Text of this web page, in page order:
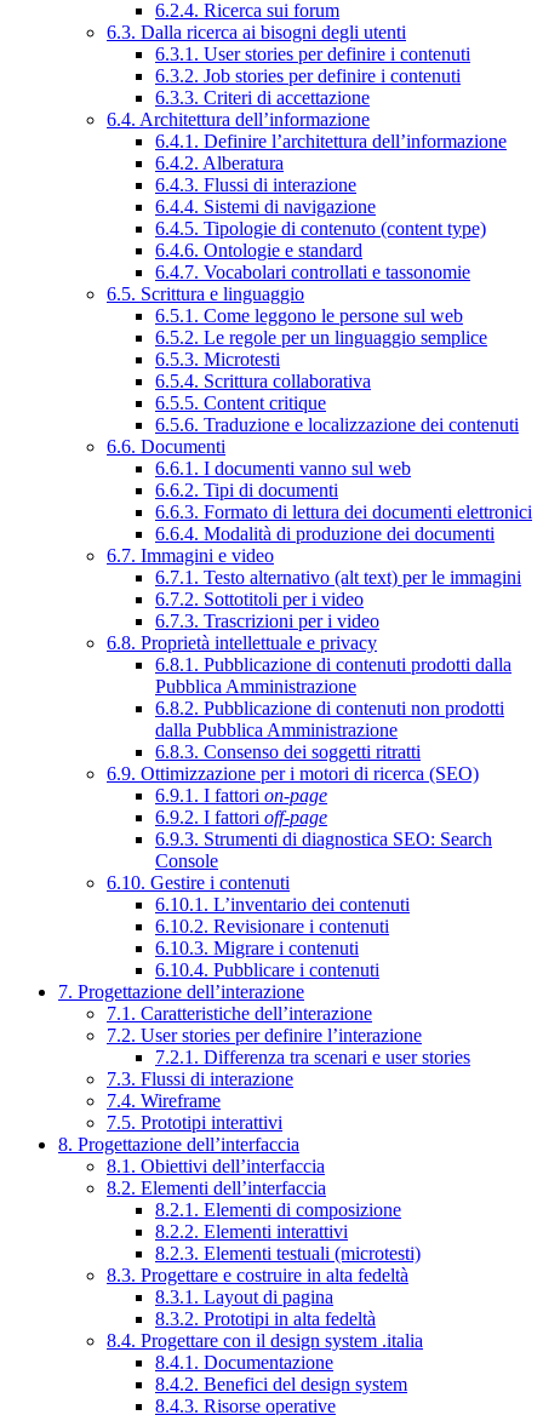
6.2.4. Ricerca sui forum
6.3. Dalla ricerca ai bisogni degli utenti
6.3.1. User stories per definire i contenuti
6.3.2. Job stories per definire i contenuti
6.3.3. Criteri di accettazione
6.4. Architettura dell’informazione
6.4.1. Definire l’architettura dell’informazione
6.4.2. Alberatura
6.4.3. Flussi di interazione
6.4.4. Sistemi di navigazione
6.4.5. Tipologie di contenuto (content type)
6.4.6. Ontologie e standard
6.4.7. Vocabolari controllati e tassonomie
6.5. Scrittura e linguaggio
6.5.1. Come leggono le persone sul web
6.5.2. Le regole per un linguaggio semplice
6.5.3. Microtesti
6.5.4. Scrittura collaborativa
6.5.5. Content critique
6.5.6. Traduzione e localizzazione dei contenuti
6.6. Documenti
6.6.1. I documenti vanno sul web
6.6.2. Tipi di documenti
6.6.3. Formato di lettura dei documenti elettronici
6.6.4. Modalità di produzione dei documenti
6.7. Immagini e video
6.7.1. Testo alternativo (alt text) per le immagini
6.7.2. Sottotitoli per i video
6.7.3. Trascrizioni per i video
6.8. Proprietà intellettuale e privacy
6.8.1. Pubblicazione di contenuti prodotti dalla
Pubblica Amministrazione
6.8.2. Pubblicazione di contenuti non prodotti
dalla Pubblica Amministrazione
6.8.3. Consenso dei soggetti ritratti
6.9. Ottimizzazione per i motori di ricerca (SEO)
6.9.1. I fattori on-page
6.9.2. I fattori off-page
6.9.3. Strumenti di diagnostica SEO: Search
Console
6.10. Gestire i contenuti
6.10.1. L’inventario dei contenuti
6.10.2. Revisionare i contenuti
6.10.3. Migrare i contenuti
6.10.4. Pubblicare i contenuti
7. Progettazione dell’interazione
7.1. Caratteristiche dell’interazione
7.2. User stories per definire l’interazione
7.2.1. Differenza tra scenari e user stories
7.3. Flussi di interazione
7.4. Wireframe
7.5. Prototipi interattivi
8. Progettazione dell’interfaccia
8.1. Obiettivi dell’interfaccia
8.2. Elementi dell’interfaccia
8.2.1. Elementi di composizione
8.2.2. Elementi interattivi
8.2.3. Elementi testuali (microtesti)
8.3. Progettare e costruire in alta fedeltà
8.3.1. Layout di pagina
8.3.2. Prototipi in alta fedeltà
8.4. Progettare con il design system .italia
8.4.1. Documentazione
8.4.2. Benefici del design system
8.4.3. Risorse operative